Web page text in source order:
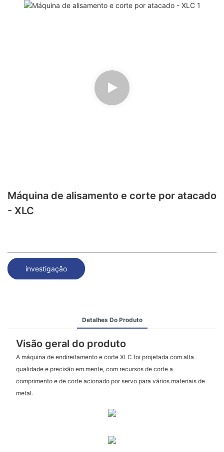
Máquina de alisamento e corte por atacado
- XLC
investigação
Detalhes Do Produto
Visão geral do produto
A máquina de endireitamento e corte XLC foi projetada com alta
qualidade e precisão em mente, com recursos de corte a
comprimento e de corte acionado por servo para vários materiais de
metal.